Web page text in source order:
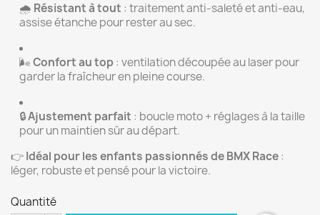
🌧️ Résistant à tout : traitement anti-saleté et anti-eau,
assise étanche pour rester au sec.
🌬️Confort au top : ventilation découpée au laser pour
garder la fraîcheur en pleine course.
🔒Ajustement parfait : boucle moto + réglages à la taille
pour un maintien sûr au départ.
👉Idéal pour les enfants passionnés de BMX Race:
léger, robuste et pensé pour la victoire.
Quantité